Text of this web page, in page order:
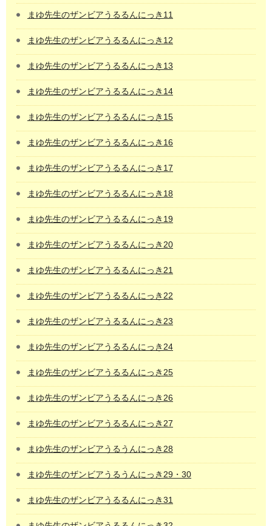
まゆ先生のザンビアうるるんにっき11
まゆ先生のザンビアうるるんにっき12
まゆ先生のザンビアうるるんにっき13
まゆ先生のザンビアうるるんにっき14
まゆ先生のザンビアうるるんにっき15
まゆ先生のザンビアうるるんにっき16
まゆ先生のザンビアうるるんにっき17
まゆ先生のザンビアうるるんにっき18
まゆ先生のザンビアうるるんにっき19
まゆ先生のザンビアうるるんにっき20
まゆ先生のザンビアうるるんにっき21
まゆ先生のザンビアうるるんにっき22
まゆ先生のザンビアうるるんにっき23
まゆ先生のザンビアうるるんにっき24
まゆ先生のザンビアうるるんにっき25
まゆ先生のザンビアうるるんにっき26
まゆ先生のザンビアうるるんにっき27
まゆ先生のザンビアうるうんにっき28
まゆ先生のザンビアうるうんにっき29・30
まゆ先生のザンビアうるるんにっき31